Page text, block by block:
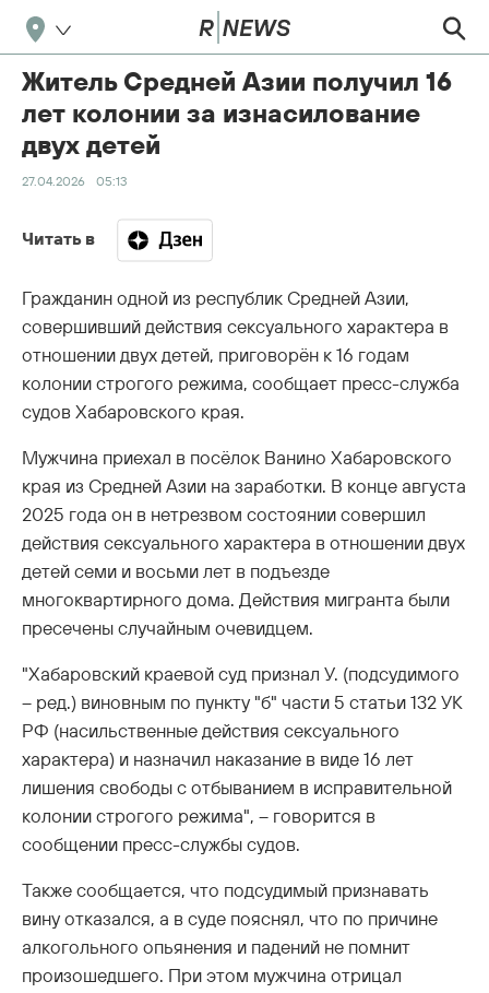
Житель Средней Азии получил 16
лет колонии за изнасилование
двух детей
27.04.2026 05:13
Читать в
Гражданин одной из республик Средней Азии,
совершивший действия сексуального характера в
отношении двух детей, приговорён к 16 годам
колонии строгого режима, сообщает пресс-служба
судов Хабаровского края.
Мужчина приехал в посёлок Ванино Хабаровского
края из Средней Азии на заработки. В конце августа
2025 года он в нетрезвом состоянии совершил
действия сексуального характера в отношении двух
детей семи и восьми лет в подъезде
многоквартирного дома. Действия мигранта были
пресечены случайным очевидцем.
"Хабаровский краевой суд признал У. (подсудимого
– ред.) виновным по пункту "б" части 5 статьи 132 УК
РФ (насильственные действия сексуального
характера) и назначил наказание в виде 16 лет
лишения свободы с отбыванием в исправительной
колонии строгого режима", – говорится в
сообщении пресс-службы судов.
Также сообщается, что подсудимый признавать
вину отказался, а в суде пояснял, что по причине
алкогольного опьянения и падений не помнит
произошедшего. При этом мужчина отрицал